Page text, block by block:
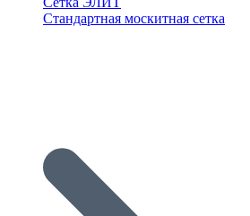
Стандартная москитная сетка